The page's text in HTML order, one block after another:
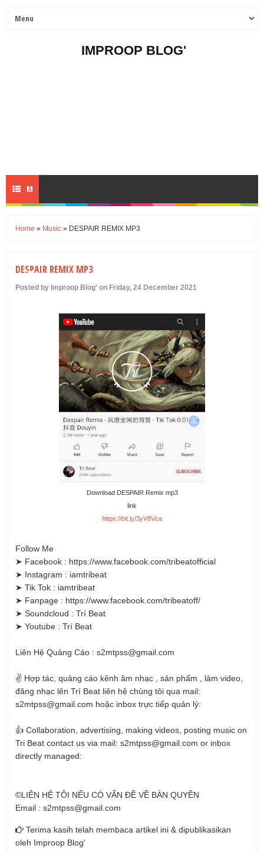
IMPROOP BLOG'
M
U
Home » Music » DESPAIR REMIX MP3
DESPAIR REMIX MP3
Posted by Improop Blog' on Friday, 24 December 2021
Download DESPAIR Remix mp3
link
https://bit.ly/3yV8Vca
Follow Me
➤ Facebook : https://www.facebook.com/tribeatofficial
➤ Instagram : iamtribeat
➤ Tik Tok : iamtribeat
➤ Fanpage : https://www.facebook.com/tribeatoff/
➤ Soundcloud : Trí Beat
➤ Youtube : Trí Beat
Liên Hệ Quảng Cáo : s2mtpss@gmail.com
✌️ Hợp tác, quảng cáo kênh âm nhạc , sản phẩm , làm video,
đăng nhạc lên Trí Beat liên hệ chúng tôi qua mail:
s2mtpss@gmail.com hoặc inbox trực tiếp quản lý:
👍 Collaboration, advertising, making videos, posting music on
Tri Beat contact us via mail: s2mtpss@gmail.com or inbox
directly managed:
©LIÊN HỆ TÔI NẾU CÓ VẤN ĐỀ VỀ BẢN QUYỀN
Email : s2mtpss@gmail.com
Terima kasih telah membaca artikel ini & dipublikasikan
oleh Improop Blog'